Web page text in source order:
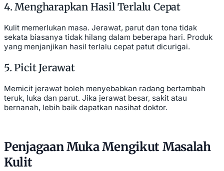
4. Mengharapkan Hasil Terlalu Cepat
Kulit memerlukan masa. Jerawat, parut dan tona tidak
sekata biasanya tidak hilang dalam beberapa hari. Produk
yang menjanjikan hasil terlalu cepat patut dicurigai.
5. Picit Jerawat
Memicit jerawat boleh menyebabkan radang bertambah
teruk, luka dan parut. Jika jerawat besar, sakit atau
bernanah, lebih baik dapatkan nasihat doktor.
Penjagaan Muka Mengikut Masalah
Kulit